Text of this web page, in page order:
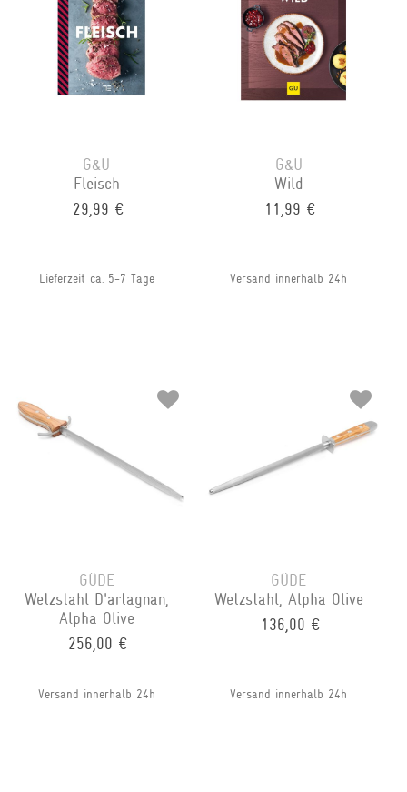
G&U
Fleisch
29,99 €
Lieferzeit ca. 5-7 Tage
G&U
Wild
11,99 €
Versand innerhalb 24h
GÜDE
Wetzstahl D'artagnan,
Alpha Olive
256,00 €
Versand innerhalb 24h
GÜDE
Wetzstahl, Alpha Olive
136,00 €
Versand innerhalb 24h